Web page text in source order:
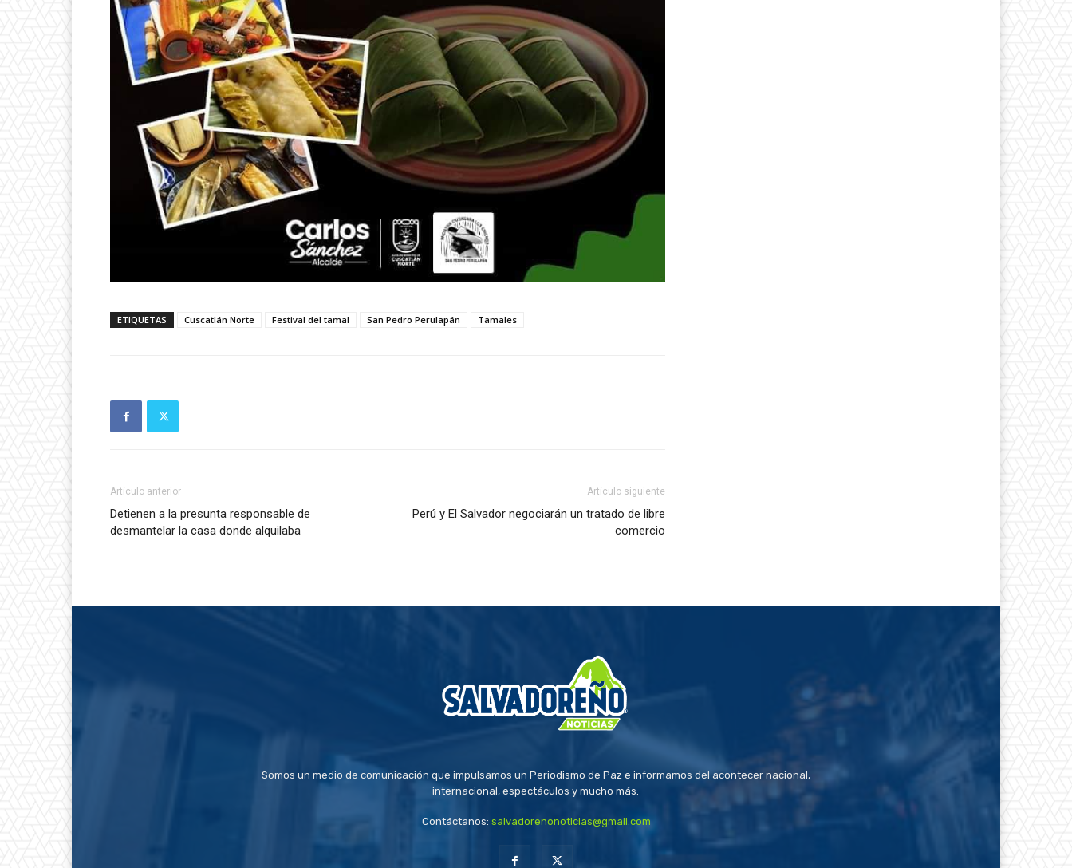
ETIQUETAS Cuscatlán Norte Festival del tamal San Pedro Perulapán Tamales
Artículo anterior
Detienen a la presunta responsable de
desmantelar la casa donde alquilaba
Artículo siguiente
Perú y El Salvador negociarán un tratado de libre
comercio
Somos un medio de comunicación que impulsamos un Periodismo de Paz e informamos del acontecer nacional,
internacional, espectáculos y mucho más.
Contáctanos: salvadorenonoticias@gmail.com